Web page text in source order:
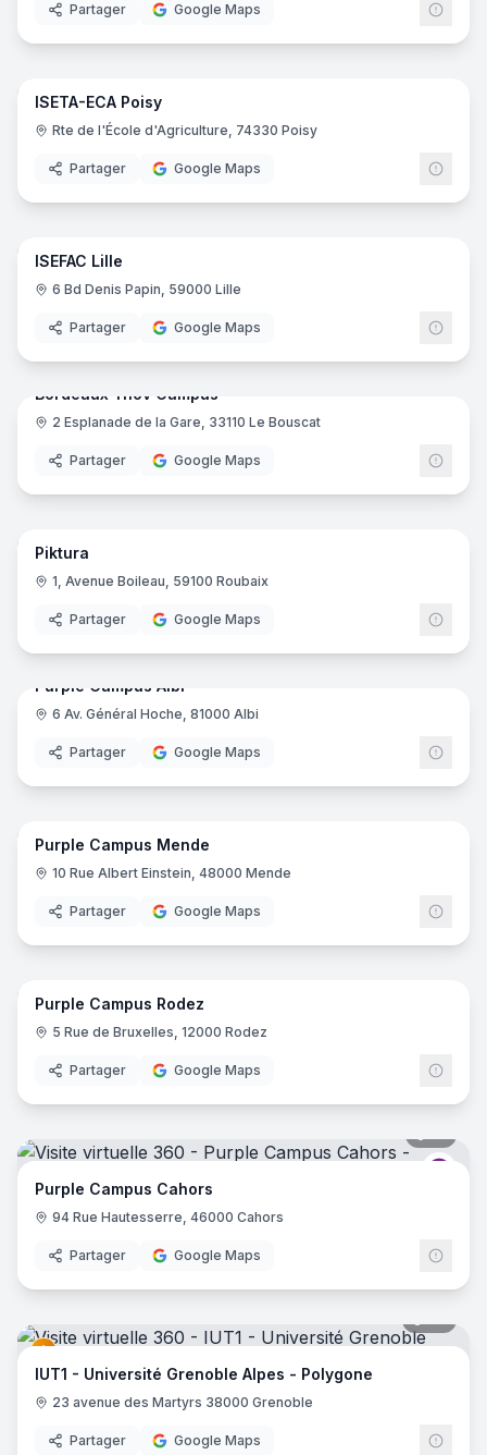
Partager Google Maps
49
ISETA-ECA Poisy
Rte de l'École d'Agriculture, 74330 Poisy
Partager Google Maps
23
ISEFAC Lille
6 Bd Denis Papin, 59000 Lille
Partager Google Maps
61
Bordeaux Ynov Campus
2 Esplanade de la Gare, 33110 Le Bouscat
Partager Google Maps
36
Piktura
1, Avenue Boileau, 59100 Roubaix
Partager Google Maps
15
Purple Campus Albi
6 Av. Général Hoche, 81000 Albi
Partager Google Maps
16
Purple Campus Mende
10 Rue Albert Einstein, 48000 Mende
Partager Google Maps
22
Purple Campus Rodez
5 Rue de Bruxelles, 12000 Rodez
Partager Google Maps
Purple Campus Cahors
94 Rue Hautesserre, 46000 Cahors
Partager Google Maps
IUT1 - Université Grenoble Alpes - Polygone
23 avenue des Martyrs 38000 Grenoble
Partager Google Maps